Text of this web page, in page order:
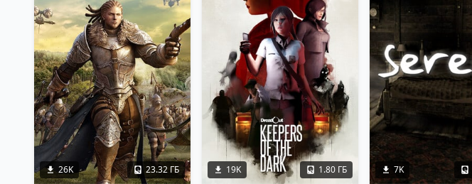
26K 23.32 ГБ 19K 1.80 ГБ 7K